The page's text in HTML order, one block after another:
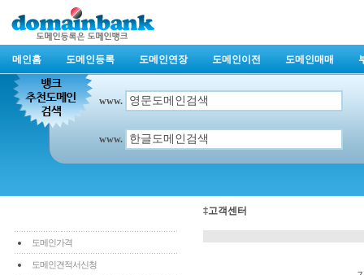
메인홈 도메인등록 도메인연장 도메인이전 도메인매매
www.
www.
도메인가격
도메인견적서신청
‡고객센터